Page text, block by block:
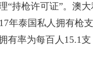
“持枪许可证”。澳
年泰国私人拥有枪
有率为每百人15.1支